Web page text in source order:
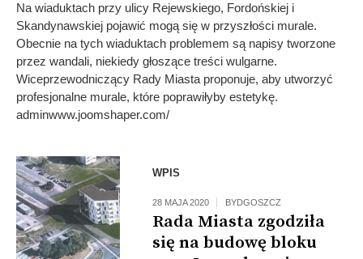
Na wiaduktach przy ulicy Rejewskiego, Fordońskiej i
Skandynawskiej pojawić mogą się w przyszłości murale.
Obecnie na tych wiaduktach problemem są napisy tworzone
przez wandali, niekiedy głoszące treści wulgarne.
Wiceprzewodniczący Rady Miasta proponuje, aby utworzyć
profesjonalne murale, które poprawiłyby estetykę.
adminwww.joomshaper.com/
WPIS
28 MAJA 2020 BYDGOSZCZ
Rada Miasta zgodziła
się na budowę bloku